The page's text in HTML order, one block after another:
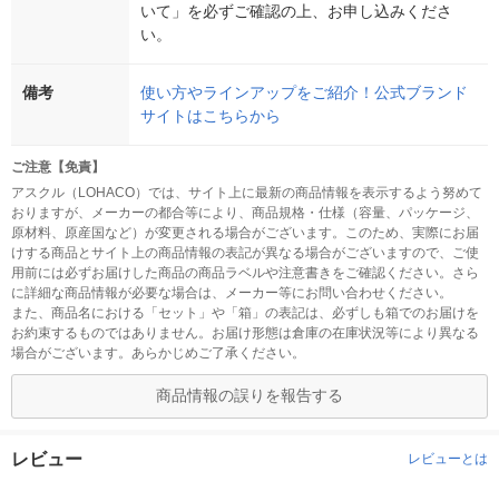
いて」を必ずご確認の上、お申し込みくださ
い。
備考
使い方やラインアップをご紹介！公式ブランド
サイトはこちらから
ご注意【免責】
アスクル（LOHACO）では、サイト上に最新の商品情報を表示するよう努めて
おりますが、メーカーの都合等により、商品規格・仕様（容量、パッケージ、
原材料、原産国など）が変更される場合がございます。このため、実際にお届
けする商品とサイト上の商品情報の表記が異なる場合がございますので、ご使
用前には必ずお届けした商品の商品ラベルや注意書きをご確認ください。さら
に詳細な商品情報が必要な場合は、メーカー等にお問い合わせください。
また、商品名における「セット」や「箱」の表記は、必ずしも箱でのお届けを
お約束するものではありません。お届け形態は倉庫の在庫状況等により異なる
場合がございます。あらかじめご了承ください。
商品情報の誤りを報告する
レビュー レビューとは